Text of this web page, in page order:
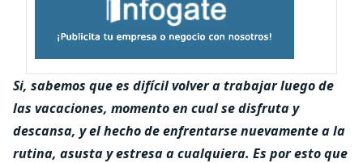
Si, sabemos que es difícil volver a trabajar luego de
las vacaciones, momento en cual se disfruta y
descansa, y el hecho de enfrentarse nuevamente a la
rutina, asusta y estresa a cualquiera. Es por esto que